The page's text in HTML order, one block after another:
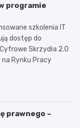
programie
szkolenia IT
dostęp do
Skrzydła 2.0
Rynku Pracy
prawnego –